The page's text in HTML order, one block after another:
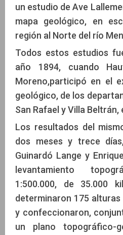
un estudio de Ave
mapa geológico, en
región al Norte del río
Todos estos estudios
año 1894, cuando
Moreno,participó en el
geológico, de los
San Rafael y Villa Beltrán,
Los resultados del
dos meses y trece
Guinardó Lange y
levantamiento
1:500.000, de 35.000
determinaron 175
y confeccionaron,
un plano topográfico-